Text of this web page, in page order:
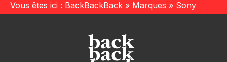
Vous êtes ici : BackBackBack » Marques » Sony